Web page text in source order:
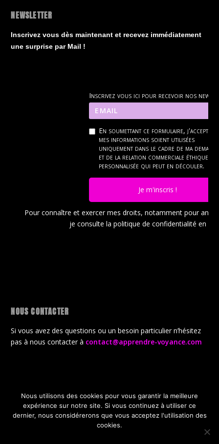
NEWSLETTER
Inscrivez vous dès maintenant et recevez immédiatement
une surprise par Mail !
Inscrivez vous ici pour recevoir nos news
En soumettant ce formulaire, j'accepte
mes informations soient utilisées
uniquement dans le cadre de ma
et de la relation commerciale éthique et
personnalisée qui peut en découler.
Je m'inscris !
Pour connaître et exercer mes droits, notamment pour
je consulte la politique de confidentialité en
NOUS CONTACTER
Si vous avez des questions ou un besoin particulier n’hésitez
pas à nous contacter à contact@apprendre-voyance.com
Conçu parElegant Themes| Propulsé par WordPress
CGV
Politique de confidentialité
Politique de gestion des cookies
Nous utilisons des cookies pour vous garantir la meilleure
expérience sur notre site. Si vous continuez à utiliser ce
dernier, nous considérerons que vous acceptez l'utilisation des
cookies.